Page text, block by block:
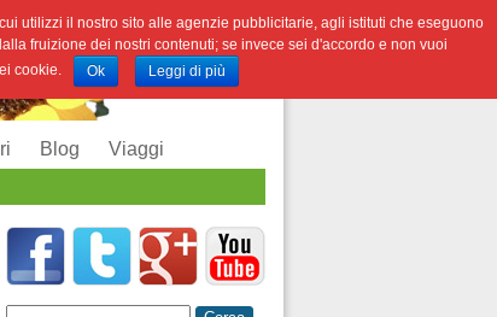
Blog Viaggi
utilizzi il nostro sito alle agenzie pubblicitarie, agli istituti che eseguono
fruizione dei nostri contenuti; se invece sei d'accordo e non vuoi
cookie. Ok Leggi di più